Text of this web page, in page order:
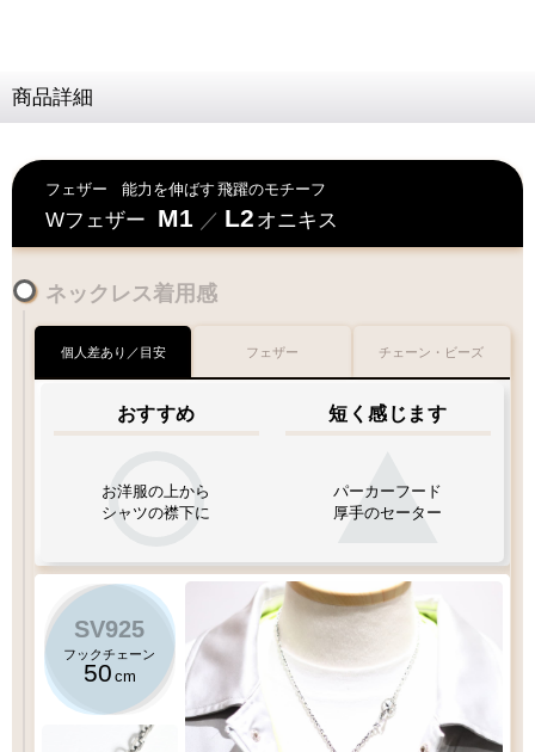
商品詳細
フェザー 能力を伸ばす 飛躍のモチーフ
Wフェザー M1 ／ L2 オニキス
ネックレス着用感
個人差あり／目安
おすすめ
お洋服の上から
シャツの襟下に
短く感じます
パーカーフード
厚手のセーター
SV925
フックチェーン
50 cm
フェザー チェーン・ビーズ